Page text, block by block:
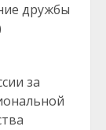
дружбы
за